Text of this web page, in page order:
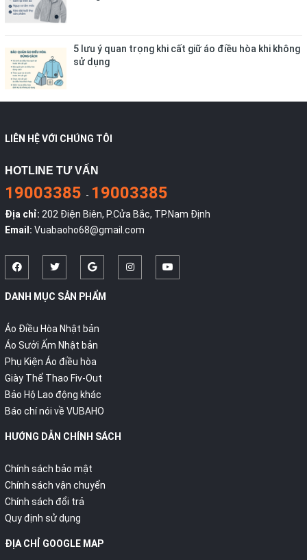
5 lưu ý quan trọng khi cất giữ áo điều hòa khi không
sử dụng
LIÊN HỆ VỚI CHÚNG TÔI
HOTLINE TƯ VẤN
19003385 - 19003385
Địa chỉ: 202 Điện Biên, P.Cửa Bắc, TP.Nam Định
Email: Vuabaoho68@gmail.com
DANH MỤC SẢN PHẨM
Áo Điều Hòa Nhật bản
Áo Sưởi Ấm Nhật bản
Phụ Kiện Áo điều hòa
Giày Thể Thao Fiv-Out
Bảo Hộ Lao động khác
Báo chí nói về VUBAHO
HƯỚNG DẪN CHÍNH SÁCH
Chính sách bảo mật
Chính sách vận chuyển
Chính sách đổi trả
Quy định sử dụng
ĐỊA CHỈ GOOGLE MAP